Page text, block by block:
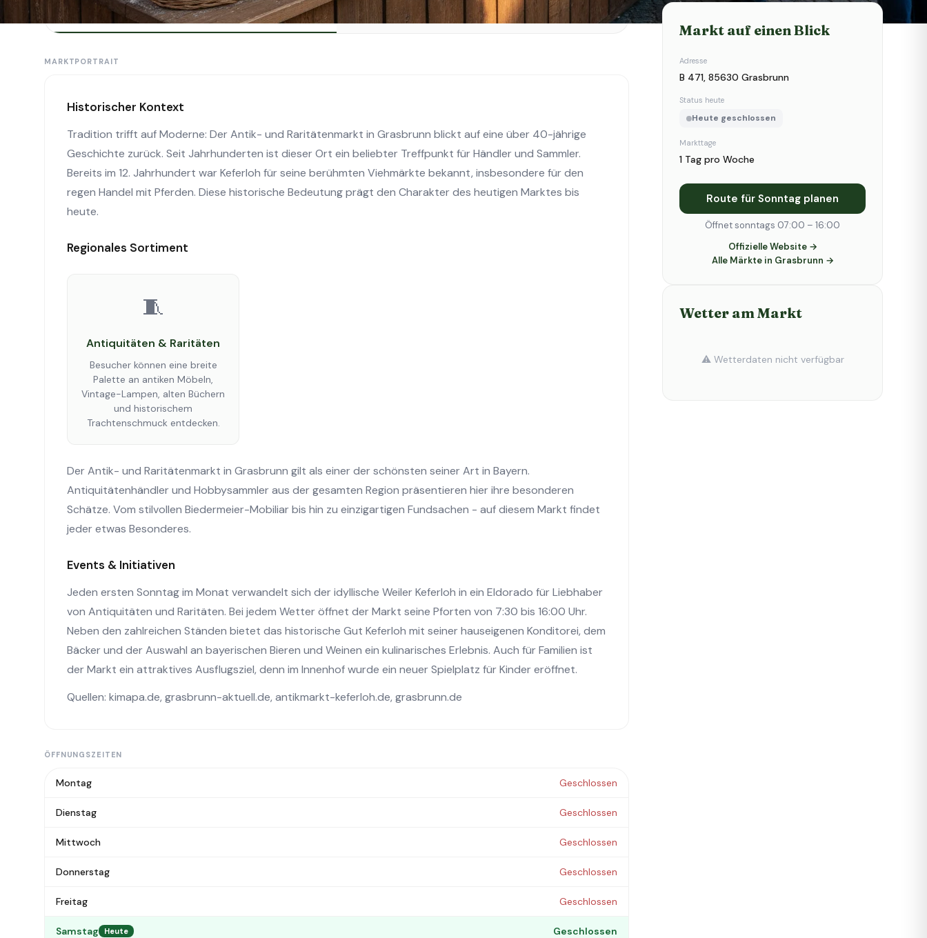
Über den Markt Händler
MARKTPORTRAIT
Historischer Kontext
Tradition trifft auf Moderne: Der Antik- und Raritätenmarkt in Grasbrunn blickt auf eine über 40-jährige
Geschichte zurück. Seit Jahrhunderten ist dieser Ort ein beliebter Treffpunkt für Händler und Sammler.
Bereits im 12. Jahrhundert war Keferloh für seine berühmten Viehmärkte bekannt, insbesondere für den
regen Handel mit Pferden. Diese historische Bedeutung prägt den Charakter des heutigen Marktes bis
heute.
Regionales Sortiment
🧵
Antiquitäten & Raritäten
Besucher können eine breite
Palette an antiken Möbeln,
Vintage-Lampen, alten Büchern
und historischem
Trachtenschmuck entdecken.
Der Antik- und Raritätenmarkt in Grasbrunn gilt als einer der schönsten seiner Art in Bayern.
Antiquitätenhändler und Hobbysammler aus der gesamten Region präsentieren hier ihre besonderen
Schätze. Vom stilvollen Biedermeier-Mobiliar bis hin zu einzigartigen Fundsachen - auf diesem Markt findet
jeder etwas Besonderes.
Events & Initiativen
Jeden ersten Sonntag im Monat verwandelt sich der idyllische Weiler Keferloh in ein Eldorado für Liebhaber
von Antiquitäten und Raritäten. Bei jedem Wetter öffnet der Markt seine Pforten von 7:30 bis 16:00 Uhr.
Neben den zahlreichen Ständen bietet das historische Gut Keferloh mit seiner hauseigenen Konditorei, dem
Bäcker und der Auswahl an bayerischen Bieren und Weinen ein kulinarisches Erlebnis. Auch für Familien ist
der Markt ein attraktives Ausflugsziel, denn im Innenhof wurde ein neuer Spielplatz für Kinder eröffnet.
Quellen: kimapa.de, grasbrunn-aktuell.de, antikmarkt-keferloh.de, grasbrunn.de
ÖFFNUNGSZEITEN
Montag Geschlossen
Dienstag Geschlossen
Mittwoch Geschlossen
Donnerstag Geschlossen
Freitag Geschlossen
Samstag Heute Geschlossen
Markt auf einen Blick
Adresse
B 471, 85630 Grasbrunn
Status heute
Heute geschlossen
Markttage
1 Tag pro Woche
Route für Sonntag planen
Öffnet sonntags 07:00 – 16:00
Offizielle Website →
Alle Märkte in Grasbrunn →
Wetter am Markt
⚠️ Wetterdaten nicht verfügbar